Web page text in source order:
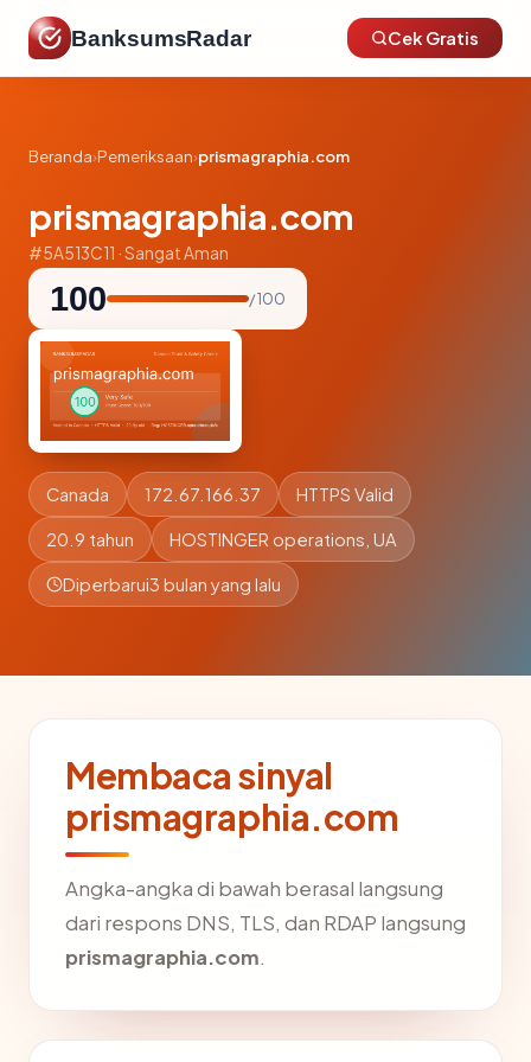
BanksumsRadar Cek Gratis
Beranda›Pemeriksaan›prismagraphia.com
prismagraphia.com
#5A513C11 · Sangat Aman
100 / 100
Canada 172.67.166.37 HTTPS Valid
20.9 tahun HOSTINGER operations, UA
Diperbarui3 bulan yang lalu
Membaca sinyal
prismagraphia.com
Angka-angka di bawah berasal langsung
dari respons DNS, TLS, dan RDAP langsung
prismagraphia.com.